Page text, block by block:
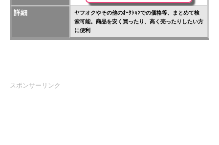
詳細
ヤフオクやその他のｵｰｸｼｮﾝでの価格等、まとめて検
索可能。商品を安く買ったり、高く売ったりしたい方
に便利
スポンサーリンク